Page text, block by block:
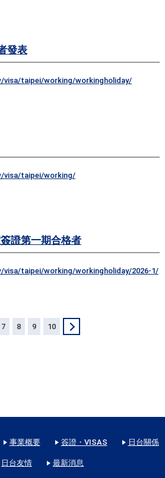
發表
taipei/working/workingholiday/
visa/taipei/working/
證第一期合格者
taipei/working/workingholiday/2026-1/
7 8 9 10
事業概要 簽證・VISAS 日台關係
日台友情 最新消息